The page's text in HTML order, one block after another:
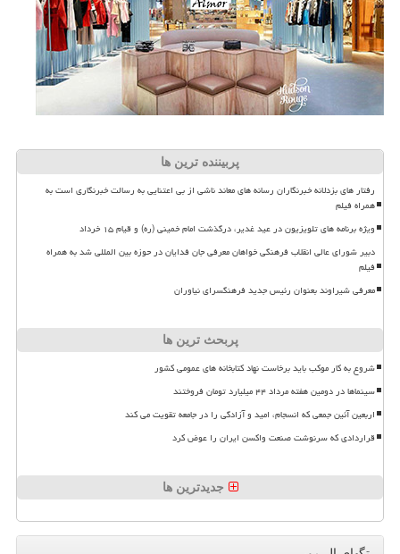
پربیننده ترین ها
رفتار های بزدلانه خبرنگاران رسانه های معاند ناشی از بی اعتنایی به رسالت خبرنگاری است به
همراه فیلم
ویژه برنامه های تلویزیون در عید غدیر، درگذشت امام خمینی (ره) و قیام ۱۵ خرداد
دبیر شورای عالی انقلاب فرهنگی خواهان معرفی جان فدایان در حوزه بین المللی شد به همراه
فیلم
معرفی شیراوند بعنوان رئیس جدید فرهنگسرای نیاوران
پربحث ترین ها
شروع به کار موکب باید برخاست نهاد کتابخانه های عمومی کشور
سینماها در دومین هفته مرداد ۴۴ میلیارد تومان فروختند
اربعین آئین جمعی که انسجام، امید و آزادگی را در جامعه تقویت می کند
قراردادی که سرنوشت صنعت واکسن ایران را عوض کرد
جدیدترین ها